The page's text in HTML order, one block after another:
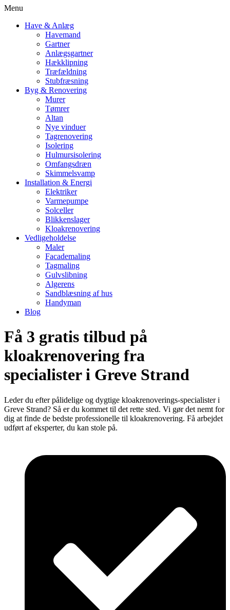
Menu
Have & Anlæg
Havemand
Gartner
Anlægsgartner
Hækklipning
Træfældning
Stubfræsning
Byg & Renovering
Murer
Tømrer
Altan
Nye vinduer
Tagrenovering
Isolering
Hulmursisolering
Omfangsdræn
Skimmelsvamp
Installation & Energi
Elektriker
Varmepumpe
Solceller
Blikkenslager
Kloakrenovering
Vedligeholdelse
Maler
Facademaling
Tagmaling
Gulvslibning
Algerens
Sandblæsning af hus
Handyman
Blog
Få 3 gratis tilbud på
kloakrenovering fra
specialister i Greve Strand
Leder du efter pålidelige og dygtige kloakrenoverings-specialister i
Greve Strand? Så er du kommet til det rette sted. Vi gør det nemt for
dig at finde de bedste professionelle til kloakrenovering. Få arbejdet
udført af eksperter, du kan stole på.